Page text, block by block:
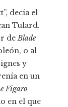
decía el
Tulard.
deBlade
o al
y
en un
Figaro
en el que